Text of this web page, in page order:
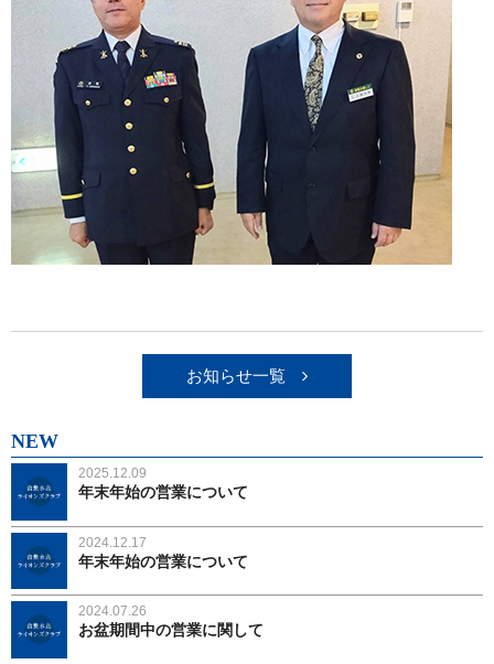
お知らせ一覧
NEW
2025.12.09
年末年始の営業について
2024.12.17
年末年始の営業について
2024.07.26
お盆期間中の営業に関して